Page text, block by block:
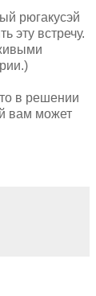
рюгакусэй
эту встречу.
в решении
вам может